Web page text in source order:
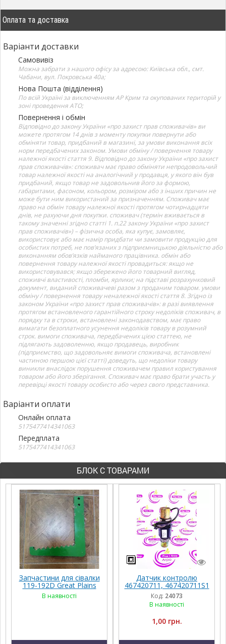
Оплата та доставка
Варіанти доставки
Самовивіз
Можна забрати з нашого офісу за адресою: Київська обл., смт.
Чабани, вул. Покровська 40а;
Нова Пошта (відділення)
По всій Україні за виключенням АР Крим та окупованих територій у
зоні проведення АТО;
Повернення і обмін
Відповідно до закону України «про захист прав споживачів» ви
можете протягом 14 днів з моменту покупки повернути або
обміняти товар, придбаний в магазині, за умови виконання всіх
норм передбачених законом. Умови обміну / повернення товару
належної якості стаття 9. Відповідно до закону України «про захист
прав споживачів»: споживач має право обміняти непродовольчий
товар належної якості на аналогічний у продавця, у якого він був
придбаний, якщо товар не задовольнив його за формою,
габаритами, фасоном, кольором, розміром або з інших причин не
може бути ним використаний за призначенням. Споживач має
право на обмін товару належної якості протягом чотирнадцяти
днів, не рахуючи дня покупки. споживач (термін вживається в
такому значенні згідно статті 1. п.22 закону України «про захист
прав споживачів») – фізична особа, яка купує, замовляє,
використовує або має намір придбати чи замовити продукцію для
особистих потреб, не пов’язаних з підприємницькою діяльністю або
виконанням обов’язків найманого працівника. обмін або
повернення товару належної якості провадиться: якщо не
використовувався; якщо збережено його товарний вигляд,
споживчі властивості, пломби, ярлики; на підставі розрахунковий
документ, виданий споживачеві разом з проданим товаром. умови
обміну / повернення товару неналежної якості стаття 8. Згідно із
законом України «про захист прав споживачів»: в разі виявлення
протягом встановленого гарантійного строку недоліків споживач, в
порядку та в строки, встановлені законодавством, має право
вимагати безоплатного усунення недоліків товару в розумний
строк. вимоги споживача, передбачених цією статтею, не
підлягають задоволенню, якщо продавець, виробник
(підприємство, що задовольняє вимоги споживача, встановлені
частиною першою цієї статті) доведуть, що недоліки товару
виникли внаслідок порушення споживачем правил користування
товаром або його зберігання. Споживач має право брати участь у
перевірці якості товару особисто або через свого представника.
Варіанти оплати
Онлайн оплата
5175477414341063
Передплата
5175477414341063
БЛОК С ТОВАРАМИ
Запчастини для сівалки
119-192D Great Plains
В наявності
Датчик контролю
467420711, 467420711S1
32 мм Great Plains
Код: 24073
В наявності
1,00 грн.